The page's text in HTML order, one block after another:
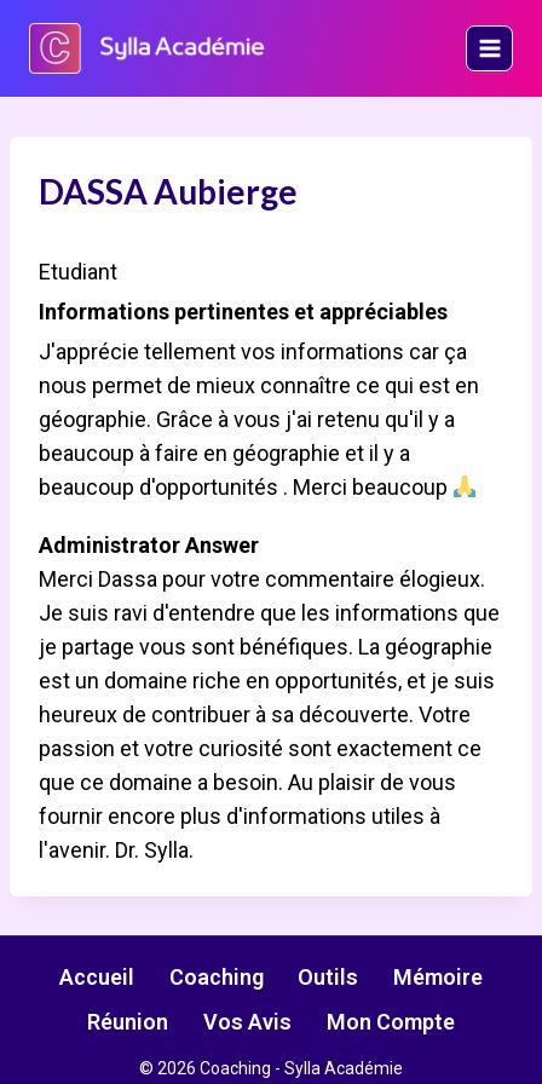
DASSA Aubierge
Etudiant
Informations pertinentes et appréciables
J'apprécie tellement vos informations car ça
nous permet de mieux connaître ce qui est en
géographie. Grâce à vous j'ai retenu qu'il y a
beaucoup à faire en géographie et il y a
beaucoup d'opportunités . Merci beaucoup
Administrator Answer
Merci Dassa pour votre commentaire élogieux.
Je suis ravi d'entendre que les informations que
je partage vous sont bénéfiques. La géographie
est un domaine riche en opportunités, et je suis
heureux de contribuer à sa découverte. Votre
passion et votre curiosité sont exactement ce
que ce domaine a besoin. Au plaisir de vous
fournir encore plus d'informations utiles à
l'avenir. Dr. Sylla.
Accueil Coaching Outils
Mémoire
Réunion
Vos Avis Mon Compte
© 2026 Coaching - Sylla Académie